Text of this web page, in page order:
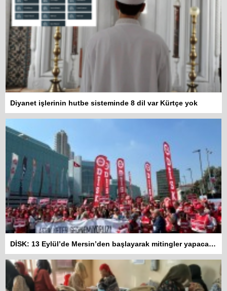
Diyanet işlerinin hutbe sisteminde 8 dil var Kürtçe yok
DİSK: 13 Eylül’de Mersin’den başlayarak mitingler yapacağız